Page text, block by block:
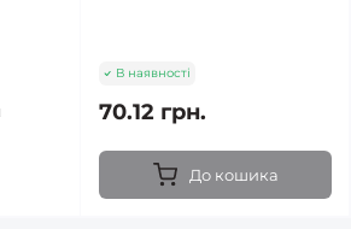
В наявності
70.12 грн.
До кошика